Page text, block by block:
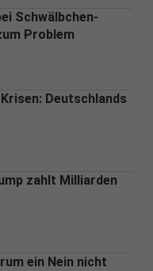
Schwälbchen-
Problem
Deutschlands
zahlt Milliarden
ein Nein nicht